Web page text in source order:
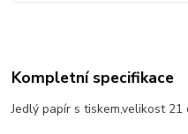
Kompletní specifikace
Jedlý papír s tiskem,velikost 21